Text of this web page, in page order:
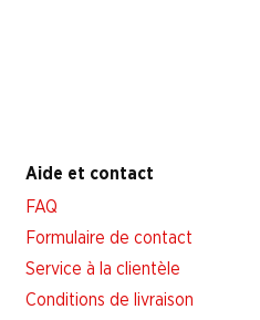
Aide et contact
FAQ
Formulaire de contact
Service à la clientèle
Conditions de livraison